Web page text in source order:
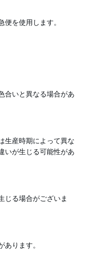
を使用します。
合いと異なる場合があ
生産時期によって異な
いが生じる可能性があ
じる場合がございま
ります。